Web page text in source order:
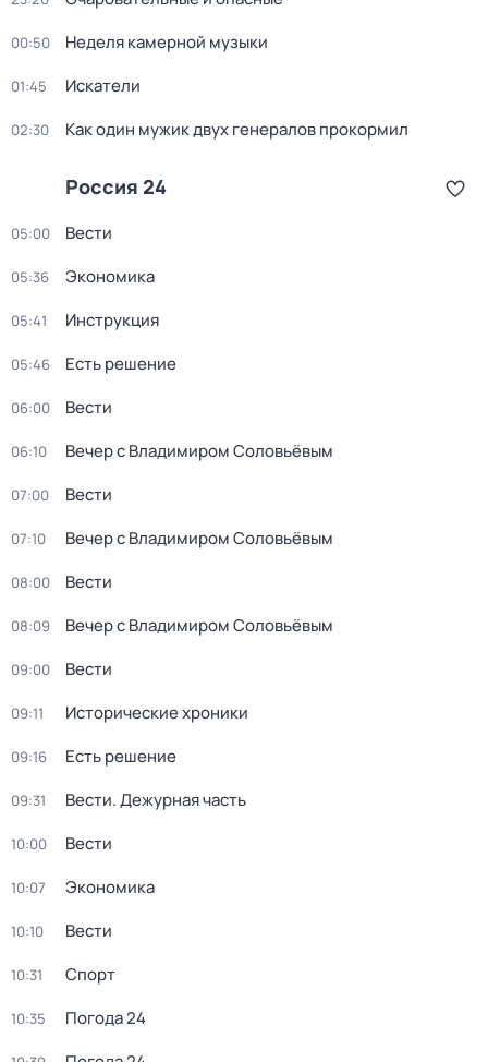
00:50 Неделя камерной музыки
01:45 Искатели
02:30 Как один мужик двух генералов прокормил
Россия 24
05:00 Вести
05:36 Экономика
05:41 Инструкция
05:46 Есть решение
06:00 Вести
06:10 Вечер с Владимиром Соловьёвым
07:00 Вести
07:10 Вечер с Владимиром Соловьёвым
08:00 Вести
08:09 Вечер с Владимиром Соловьёвым
09:00 Вести
09:11 Исторические хроники
09:16 Есть решение
09:31 Вести. Дежурная часть
10:00 Вести
10:07 Экономика
10:10 Вести
10:31 Спорт
10:35 Погода 24